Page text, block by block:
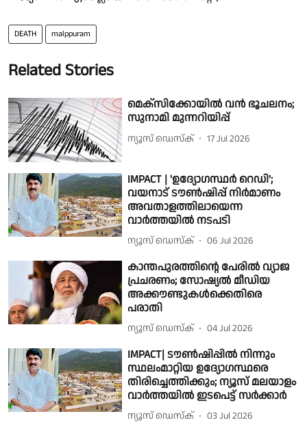
DEATH malppuram
Related Stories
മെക്സിക്കോയിൽ വൻ ഭൂചലനം;
സുനാമി മുന്നറിയിപ്പ്
ന്യൂസ് ഡെസ്ക് 17 Jul 2026
IMPACT | 'ഉദ്യോഗസ്ഥർ റെഡി';
വയനാട് ടൗൺഷിപ്പ് നിർമാണം
അവതാളത്തിലായെന്ന
വാർത്തയിൽ നടപടി
ന്യൂസ് ഡെസ്ക് 06 Jul 2026
കാന്തപുരത്തിൻ്റെ പേരിൽ വ്യാജ
പ്രചരണം; സോഷ്യൽ മീഡിയ
അക്കൗണ്ടുകൾക്കെതിരെ
പരാതി
ന്യൂസ് ഡെസ്ക് 04 Jul 2026
IMPACT| ടൗൺഷിപ്പിൽ നിന്നും
സ്ഥലംമാറ്റിയ ഉദ്യോഗസ്ഥരെ
തിരിച്ചെത്തിക്കും; ന്യൂസ് മലയാളം
വാർത്തയിൽ ഇടപെട്ട് സർക്കാർ
ന്യൂസ് ഡെസ്ക് 03 Jul 2026